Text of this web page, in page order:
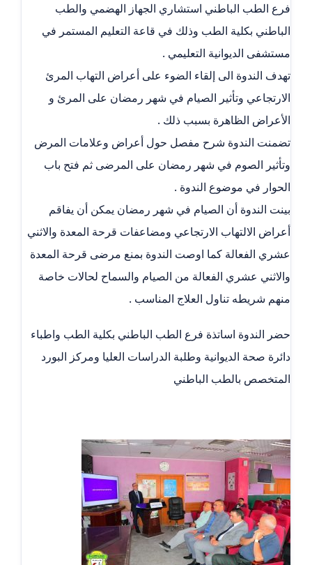
فرع الطب الباطني استشاري الجهاز الهضمي والطب
الباطني بكلية الطب وذلك في قاعة التعليم المستمر في
مستشفى الديوانية التعليمي .
تهدف الندوة الى إلقاء الضوء على أعراض التهاب المرئ
الارتجاعي وتأثير الصيام في شهر رمضان على المرئ و
الأعراض الظاهرة بسبب ذلك .
تضمنت الندوة شرح مفصل حول أعراض وعلامات المرض
وتأثير الصوم في شهر رمضان على المرضى ثم فتح باب
الحوار في موضوع الندوة .
بينت الندوة أن الصيام في شهر رمضان يمكن أن يفاقم
أعراض الالتهاب الارتجاعي ومضاعفات قرحة المعدة والاثني
عشري الفعالة كما اوصت الندوة بمنع مرضى قرحة المعدة
والاثني عشري الفعالة من الصيام والسماح لحالات خاصة
منهم شريطه تناول العلاج المناسب .
حضر الندوة اساتذة فرع الطب الباطني بكلية الطب واطباء
دائرة صحة الديوانية وطلبة الدراسات العليا ومركز البورد
المتخصص بالطب الباطني